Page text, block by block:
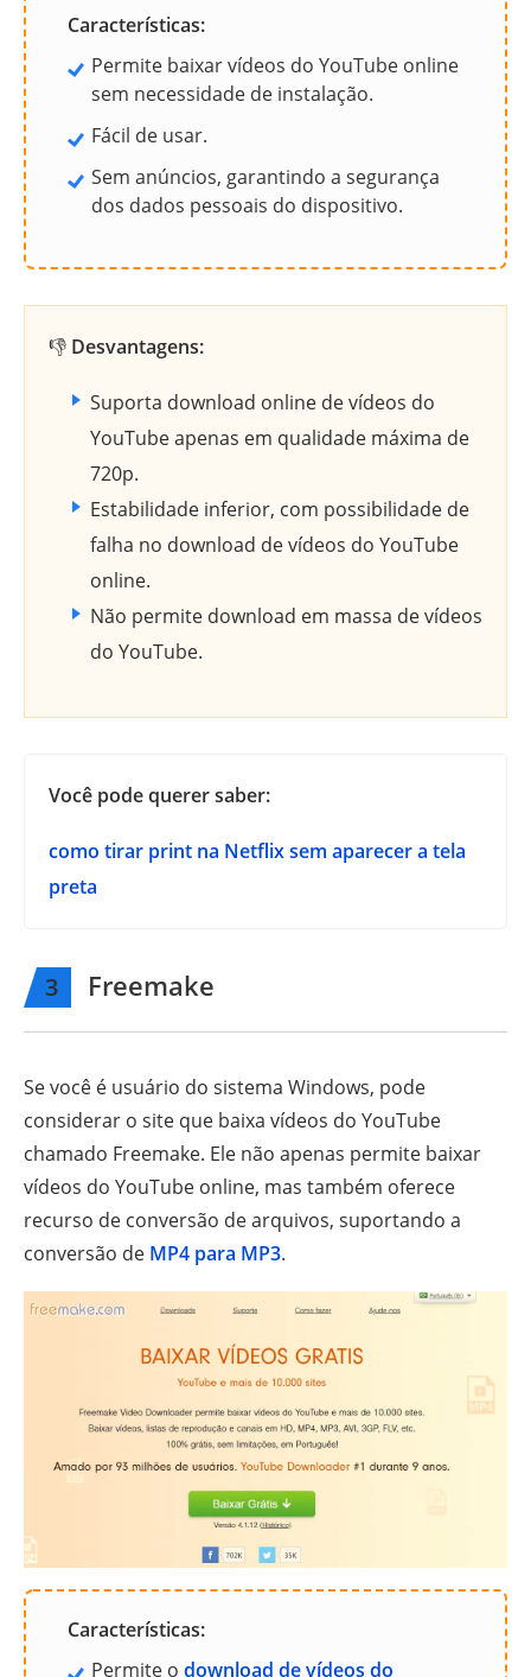
Características:
Permite baixar vídeos do YouTube online
sem necessidade de instalação.
Fácil de usar.
Sem anúncios, garantindo a segurança
dos dados pessoais do dispositivo.
👎 Desvantagens:
Suporta download online de vídeos do
YouTube apenas em qualidade máxima de
720p.
Estabilidade inferior, com possibilidade de
falha no download de vídeos do YouTube
online.
Não permite download em massa de vídeos
do YouTube.
Você pode querer saber:
como tirar print na Netflix sem aparecer a tela
preta
3 Freemake
Se você é usuário do sistema Windows, pode
considerar o site que baixa vídeos do YouTube
chamado Freemake. Ele não apenas permite baixar
vídeos do YouTube online, mas também oferece
recurso de conversão de arquivos, suportando a
conversão de MP4 para MP3.
Características:
Permite o download de vídeos do